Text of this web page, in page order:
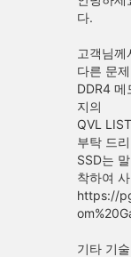
다.
고객님
다른 문
DDR4 메
지의
QVL
부탁 드
SSD는
착하여
https://
기타 기